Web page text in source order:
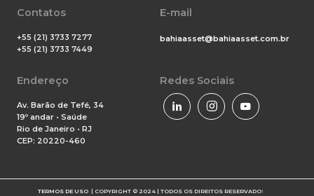
Contatos
+55 (21) 3733 7277
+55 (21) 3733 7449
E-mail
bahiaasset@bahiaasset.com.br
Endereço
Av. Barão de Tefé, 34
19º andar • Saúde
Rio de Janeiro • RJ
CEP: 20220-460
Redes Sociais
TERMOS DE USO | COPYRIGHT © 2024 | TODOS OS DIREITOS RESERVADOS